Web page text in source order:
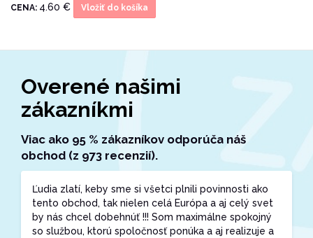
CENA: 4.60 € Vložiť do košíka
Overené našimi
zákazníkmi
Viac ako 95 % zákazníkov odporúča náš
obchod (z 973 recenzií).
Ľudia zlatí, keby sme si všetci plnili povinnosti ako
tento obchod, tak nielen celá Európa a aj celý svet
by nás chcel dobehnúť !!! Som maximálne spokojný
so službou, ktorú spoločnosť ponúka a aj realizuje a